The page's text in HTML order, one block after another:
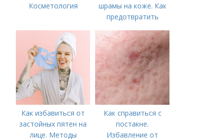
Косметология
шрамы на коже. Как
предотвратить
Как избавиться от
застойных пятен на
лице. Методы
Как справиться с
постакне.
Избавление от